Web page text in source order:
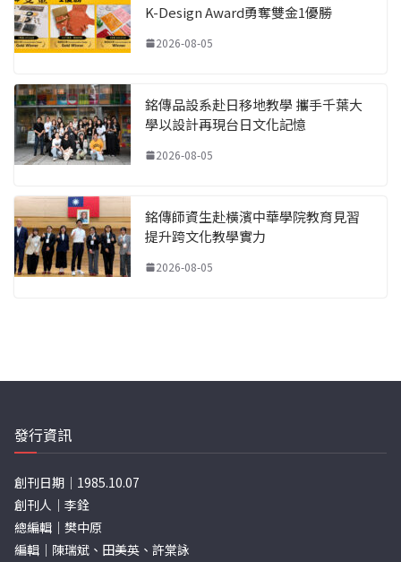
K-Design Award勇奪雙金1優勝
2026-08-05
銘傳品設系赴日移地教學 攜手千葉大
學以設計再現台日文化記憶
2026-08-05
銘傳師資生赴橫濱中華學院教育見習
提升跨文化教學實力
2026-08-05
發行資訊
創刊日期｜1985.10.07
創刊人｜李銓
總編輯｜樊中原
編輯｜陳瑞斌、田美英、許棠詠